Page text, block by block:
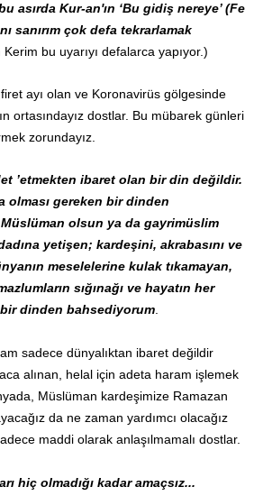
asırda Kur-an'ın ‘Bu gidiş nereye’ (Fe
sanırım çok defa tekrarlamak
bu uyarıyı defalarca yapıyor.)
ayı olan ve Koronavirüs gölgesinde
ortasındayız dostlar. Bu mübarek günleri
zorundayız.
’etmekten ibaret olan bir din değildir.
olması gereken bir dinden
olsun ya da gayrimüslim
yetişen; kardeşini, akrabasını ve
meselelerine kulak tıkamayan,
sığınağı ve hayatın her
dinden bahsediyorum
sadece dünyalıktan ibaret değildir
alınan, helal için adeta haram işlemek
Müslüman kardeşimize Ramazan
da ne zaman yardımcı olacağız
maddi olarak anlaşılmamalı dostlar.
hiç olmadığı kadar amaçsız...